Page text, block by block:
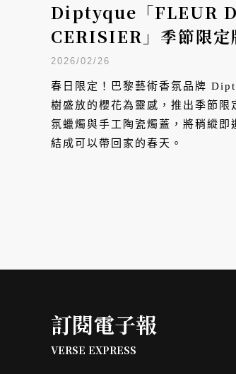
Diptyque「FLEUR
CERISIER」季節限定
香氛蠟燭重裝亮相，以
氣宣告春回大地
2026/02/26
春日限定！巴黎藝術香氛品牌
樹盛放的櫻花為靈感，推出季節限
氛蠟燭與手工陶瓷燭蓋，將稍縱即
結成可以帶回家的春天。
訂閱電子報
VERSE EXPRESS